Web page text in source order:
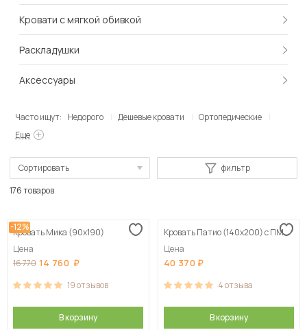
Кровати с мягкой обивкой
Раскладушки
Аксессуары
Часто ищут: Недорого Дешевые кровати
Ортопедические
Еще
Сортировать
Сначала дорогие
фильтр
176 товаров
-12%
Кровать Мика (90х190)
Цена
16 770 14 760
19отзывов
В корзину
Кровать Патио (140х200) с ПМ
Цена
40 370
4отзыва
В корзину